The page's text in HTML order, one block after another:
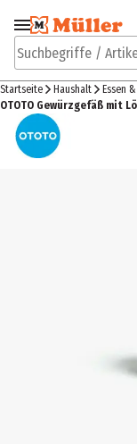
Zur Navigation
springen
Suchbegriffe /
Startseite Haushalt Essen
OTOTO Gewürzgefäß mit